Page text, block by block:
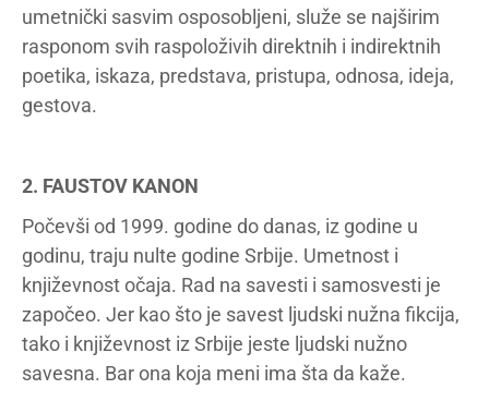
umetnički sasvim osposobljeni, služe se najširim
rasponom svih raspoloživih direktnih i indirektnih
poetika, iskaza, predstava, pristupa, odnosa, ideja,
gestova.
2. FAUSTOV KANON
Počevši od 1999. godine do danas, iz godine u
godinu, traju nulte godine Srbije. Umetnost i
književnost očaja. Rad na savesti i samosvesti je
započeo. Jer kao što je savest ljudski nužna fikcija,
tako i književnost iz Srbije jeste ljudski nužno
savesna. Bar ona koja meni ima šta da kaže.